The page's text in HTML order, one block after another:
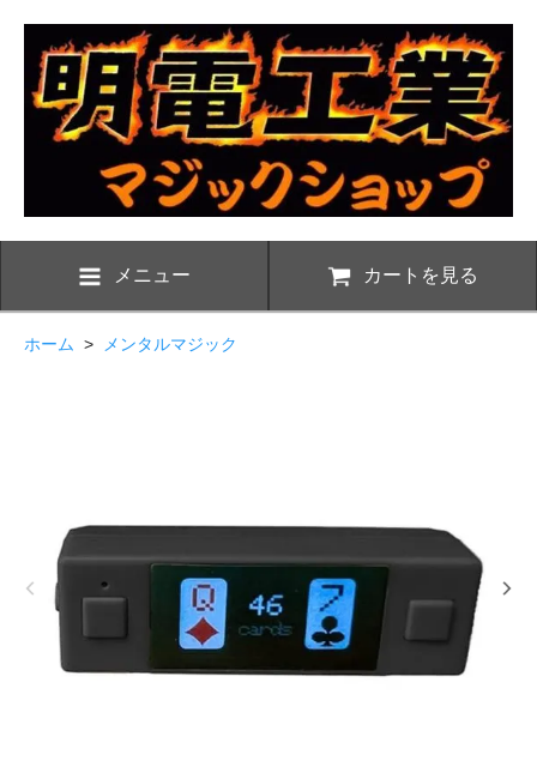
メニュー カートを見る
ホーム > メンタルマジック